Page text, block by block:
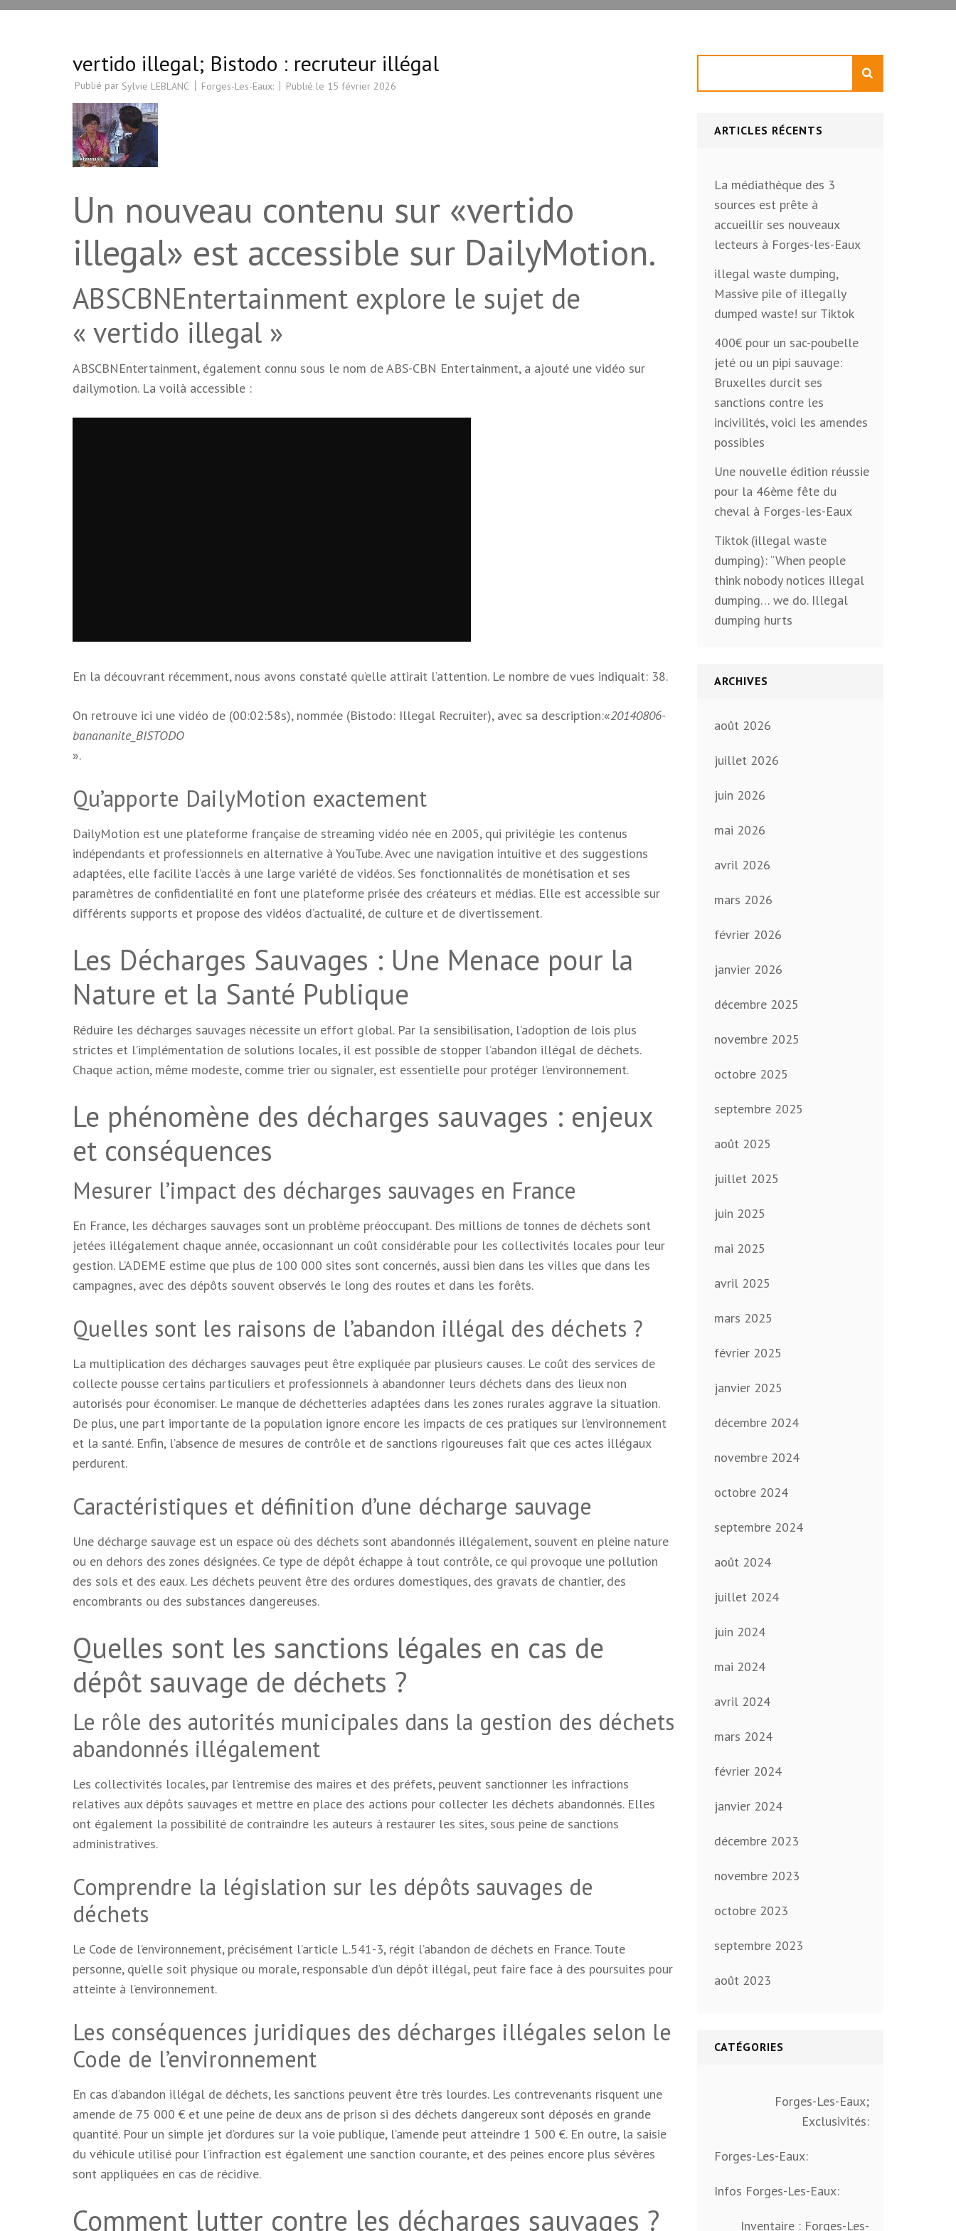
vertido illegal; Bistodo : recruteur illégal
Publié par Sylvie LEBLANC Forges-Les-Eaux: Publié le 15 février 2026
Un nouveau contenu sur «vertido
illegal» est accessible sur DailyMotion.
ABSCBNEntertainment explore le sujet de
« vertido illegal »
ABSCBNEntertainment, également connu sous le nom de ABS-CBN Entertainment, a ajouté une vidéo sur
dailymotion. La voilà accessible :
En la découvrant récemment, nous avons constaté qu’elle attirait l’attention. Le nombre de vues indiquait: 38.
On retrouve ici une vidéo de (00:02:58s), nommée (Bistodo: Illegal Recruiter), avec sa description:«20140806-
banananite_BISTODO
».
Qu’apporte DailyMotion exactement
DailyMotion est une plateforme française de streaming vidéo née en 2005, qui privilégie les contenus
indépendants et professionnels en alternative à YouTube. Avec une navigation intuitive et des suggestions
adaptées, elle facilite l’accès à une large variété de vidéos. Ses fonctionnalités de monétisation et ses
paramètres de confidentialité en font une plateforme prisée des créateurs et médias. Elle est accessible sur
différents supports et propose des vidéos d’actualité, de culture et de divertissement.
Les Décharges Sauvages : Une Menace pour la
Nature et la Santé Publique
Réduire les décharges sauvages nécessite un effort global. Par la sensibilisation, l’adoption de lois plus
strictes et l’implémentation de solutions locales, il est possible de stopper l’abandon illégal de déchets.
Chaque action, même modeste, comme trier ou signaler, est essentielle pour protéger l’environnement.
Le phénomène des décharges sauvages : enjeux
et conséquences
Mesurer l’impact des décharges sauvages en France
En France, les décharges sauvages sont un problème préoccupant. Des millions de tonnes de déchets sont
jetées illégalement chaque année, occasionnant un coût considérable pour les collectivités locales pour leur
gestion. L’ADEME estime que plus de 100 000 sites sont concernés, aussi bien dans les villes que dans les
campagnes, avec des dépôts souvent observés le long des routes et dans les forêts.
Quelles sont les raisons de l’abandon illégal des déchets ?
La multiplication des décharges sauvages peut être expliquée par plusieurs causes. Le coût des services de
collecte pousse certains particuliers et professionnels à abandonner leurs déchets dans des lieux non
autorisés pour économiser. Le manque de déchetteries adaptées dans les zones rurales aggrave la situation.
De plus, une part importante de la population ignore encore les impacts de ces pratiques sur l’environnement
et la santé. Enfin, l’absence de mesures de contrôle et de sanctions rigoureuses fait que ces actes illégaux
perdurent.
Caractéristiques et définition d’une décharge sauvage
Une décharge sauvage est un espace où des déchets sont abandonnés illégalement, souvent en pleine nature
ou en dehors des zones désignées. Ce type de dépôt échappe à tout contrôle, ce qui provoque une pollution
des sols et des eaux. Les déchets peuvent être des ordures domestiques, des gravats de chantier, des
encombrants ou des substances dangereuses.
Quelles sont les sanctions légales en cas de
dépôt sauvage de déchets ?
Le rôle des autorités municipales dans la gestion des déchets
abandonnés illégalement
Les collectivités locales, par l’entremise des maires et des préfets, peuvent sanctionner les infractions
relatives aux dépôts sauvages et mettre en place des actions pour collecter les déchets abandonnés. Elles
ont également la possibilité de contraindre les auteurs à restaurer les sites, sous peine de sanctions
administratives.
Comprendre la législation sur les dépôts sauvages de
déchets
Le Code de l’environnement, précisément l’article L.541-3, régit l’abandon de déchets en France. Toute
personne, qu’elle soit physique ou morale, responsable d’un dépôt illégal, peut faire face à des poursuites pour
atteinte à l’environnement.
Les conséquences juridiques des décharges illégales selon le
Code de l’environnement
En cas d’abandon illégal de déchets, les sanctions peuvent être très lourdes. Les contrevenants risquent une
amende de 75 000 € et une peine de deux ans de prison si des déchets dangereux sont déposés en grande
quantité. Pour un simple jet d’ordures sur la voie publique, l’amende peut atteindre 1 500 €. En outre, la saisie
du véhicule utilisé pour l’infraction est également une sanction courante, et des peines encore plus sévères
sont appliquées en cas de récidive.
Comment lutter contre les décharges sauvages ?
ARTICLES RÉCENTS
La médiathèque des 3
sources est prête à
accueillir ses nouveaux
lecteurs à Forges-les-Eaux
illegal waste dumping,
Massive pile of illegally
dumped waste! sur Tiktok
400€ pour un sac-poubelle
jeté ou un pipi sauvage:
Bruxelles durcit ses
sanctions contre les
incivilités, voici les amendes
possibles
Une nouvelle édition réussie
pour la 46ème fête du
cheval à Forges-les-Eaux
Tiktok (illegal waste
dumping): “When people
think nobody notices illegal
dumping… we do. Illegal
dumping hurts
ARCHIVES
août 2026
juillet 2026
juin 2026
mai 2026
avril 2026
mars 2026
février 2026
janvier 2026
décembre 2025
novembre 2025
octobre 2025
septembre 2025
août 2025
juillet 2025
juin 2025
mai 2025
avril 2025
mars 2025
février 2025
janvier 2025
décembre 2024
novembre 2024
octobre 2024
septembre 2024
août 2024
juillet 2024
juin 2024
mai 2024
avril 2024
mars 2024
février 2024
janvier 2024
décembre 2023
novembre 2023
octobre 2023
septembre 2023
août 2023
CATÉGORIES
Forges-Les-Eaux;
Exclusivités:
Forges-Les-Eaux:
Infos Forges-Les-Eaux:
Inventaire : Forges-Les-